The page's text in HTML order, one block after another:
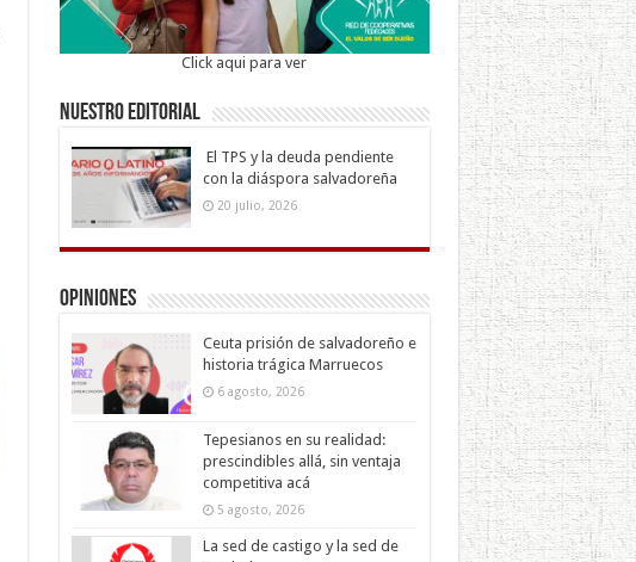
Click aqui para ver
Nuestro Editorial
El TPS y la deuda pendiente
con la diáspora salvadoreña
20 julio, 2026
Opiniones
Ceuta prisión de salvadoreño e
historia trágica Marruecos
6 agosto, 2026
Tepesianos en su realidad:
prescindibles allá, sin ventaja
competitiva acá
5 agosto, 2026
La sed de castigo y la sed de